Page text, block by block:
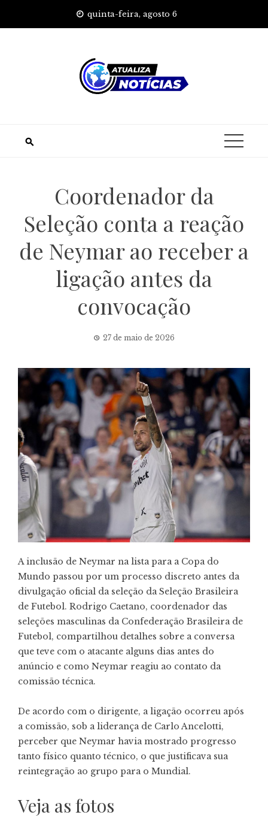
quinta-feira, agosto 6
Coordenador da
Seleção conta a reação
de Neymar ao receber a
ligação antes da
convocação
27 de maio de 2026
A inclusão de Neymar na lista para a Copa do
Mundo passou por um processo discreto antes da
divulgação oficial da seleção daSeleção Brasileira
de Futebol. Rodrigo Caetano, coordenador das
seleções masculinas da Confederação Brasileira de
Futebol, compartilhou detalhes sobre a conversa
que teve com o atacante alguns dias antes do
anúncio e como Neymar reagiu ao contato da
comissão técnica.
De acordo com o dirigente, a ligação ocorreu após
a comissão, sob a liderança de Carlo Ancelotti,
perceber que Neymar havia mostrado progresso
tanto físico quanto técnico, o que justificava sua
reintegração ao grupo para o Mundial.
Veja as fotos